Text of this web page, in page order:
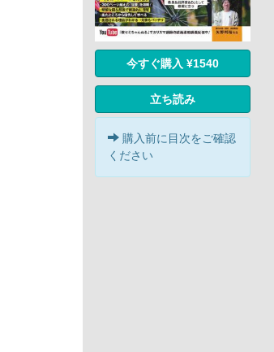
今すぐ購入 ¥1540
立ち読み
購入前に目次をご確認
ください